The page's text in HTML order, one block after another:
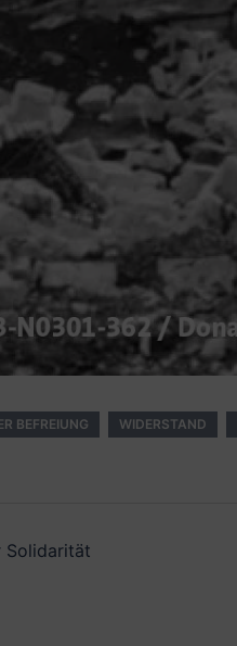
BEFREIUNG WIDERSTAND
Solidarität